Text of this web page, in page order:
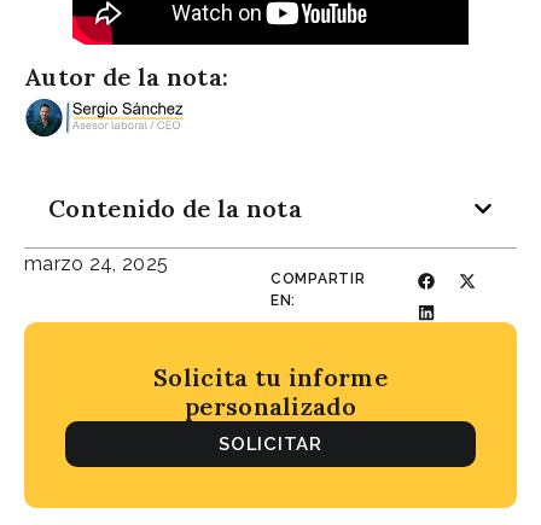
Autor de la nota:
Contenido de la nota
marzo 24, 2025
COMPARTIR
EN:
Solicita tu informe
personalizado
SOLICITAR